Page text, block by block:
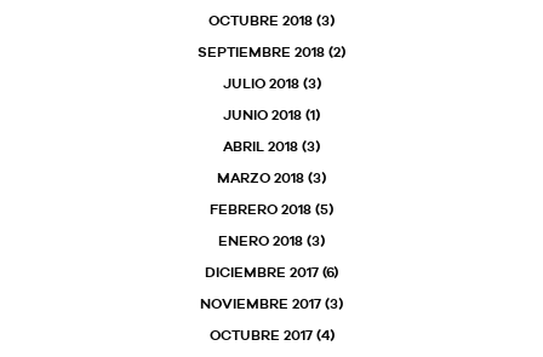
OCTUBRE 2018 (3)
SEPTIEMBRE 2018 (2)
JULIO 2018(3)
JUNIO 2018 (1)
ABRIL 2018 (3)
MARZO 2018 (3)
FEBRERO 2018 (5)
ENERO 2018 (3)
DICIEMBRE 2017 (6)
NOVIEMBRE 2017 (3)
OCTUBRE 2017(4)